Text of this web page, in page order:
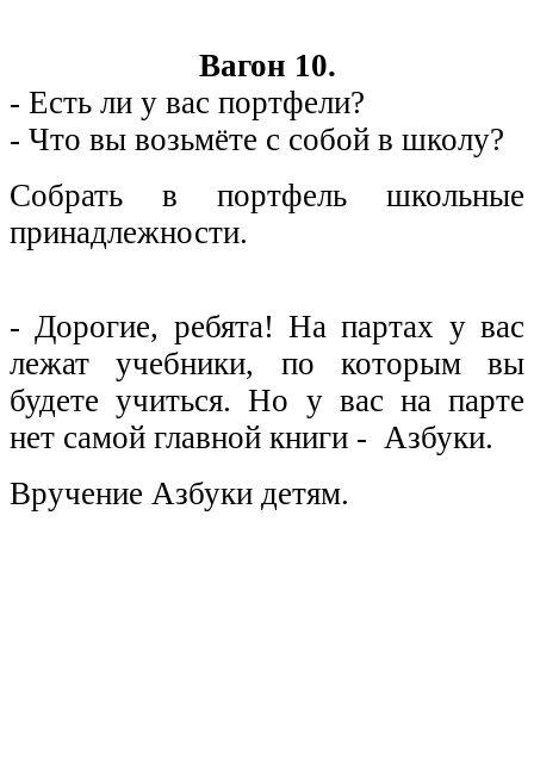
Вагон 10.
- Есть ли у вас портфели?
- Что вы возьмёте с собой в школу?
Собрать в портфель школьные
принадлежности.
- Дорогие, ребята! На партах у вас
лежат учебники, по которым вы
будете учиться. Но у вас на парте
нет самой главной книги - Азбуки.
Вручение Азбуки детям.